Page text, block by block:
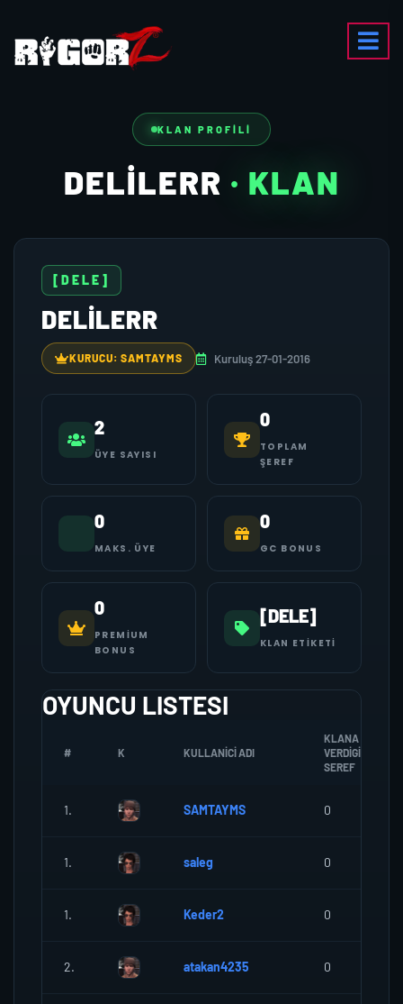
KLAN PROFILI
DELILERR · KLAN
[DELE]
DELILERR
KURUCU: SAMTAYMS Kuruluş 27-01-2016
2
ÜYE SAYISI
0
TOPLAM
ŞEREF
0
MAKS. ÜYE
0
GC BONUS
0
PREMIUM
BONUS
[DELE]
KLAN ETIKETI
OYUNCU LISTESI
# K KULLANICI ADI
KLANA
VERDIGI
SEREF
1. SAMTAYMS 0
1. saleg 0
1. Keder2 0
2. atakan4235 0